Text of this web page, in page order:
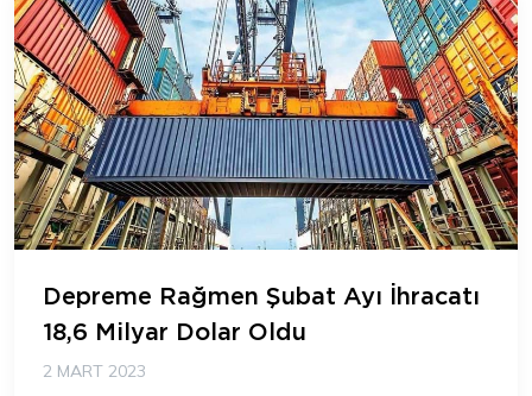
Depreme Rağmen Şubat Ayı İhracatı
18,6 Milyar Dolar Oldu
2 MART 2023